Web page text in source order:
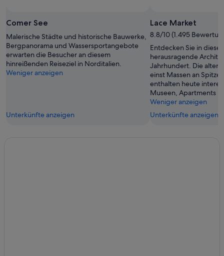
Comer See
Malerische Städte und historische Bauwerke,
Bergpanorama und Wassersportangebote
erwarten die Besucher an diesem
hinreißenden Reiseziel in Norditalien.
Weniger anzeigen
Unterkünfte anzeigen
Lace Market
8.8/10 (1.495
Entdecken Sie in
herausragende
Jahrhundert. Die alten
einst Massen an
enthalten heute
Museen, Apartments
Weniger anzeigen
Unterkünfte anzeigen